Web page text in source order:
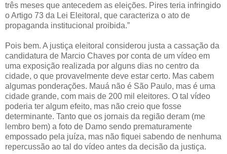
três meses que antecedem as eleições. Pires teria infringido
o Artigo 73 da Lei Eleitoral, que caracteriza o ato de
propaganda institucional proibida.”
Pois bem. A justiça eleitoral considerou justa a cassação da
candidatura de Marcio Chaves por conta de um vídeo em
uma exposição realizada por alguns dias no centro da
cidade, o que provavelmente deve estar certo. Mas cabem
algumas ponderações. Mauá não é São Paulo, mas é uma
cidade grande, com mais de 200 mil eleitores. O tal vídeo
poderia ter algum efeito, mas não creio que fosse
determinante. Tanto que os jornais da região deram (me
lembro bem) a foto de Damo sendo prematuramente
empossado pela juíza, mas não fiquei sabendo de nenhuma
repercussão ao tal do vídeo antes da decisão da justiça.